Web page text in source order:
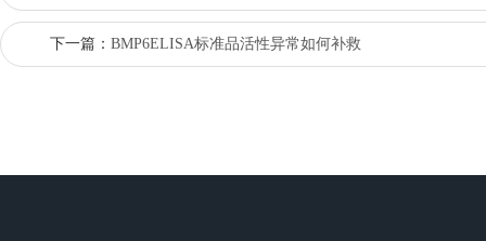
下一篇： BMP6ELISA标准品活性异常如何补救